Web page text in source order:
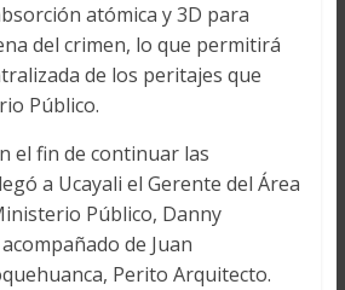
atómica y 3D para
del crimen, lo que permitirá
de los peritajes que
Público.
el fin de continuar las
a Ucayali el Gerente del Área
Público, Danny
de Juan
Perito Arquitecto.